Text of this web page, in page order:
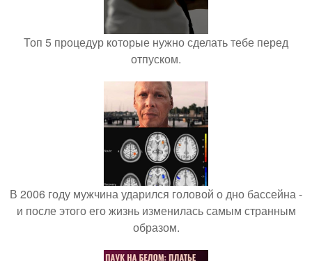
Топ 5 процедур которые нужно сделать тебе перед
отпуском.
В 2006 году мужчина ударился головой о дно бассейна -
и после этого его жизнь изменилась самым странным
образом.